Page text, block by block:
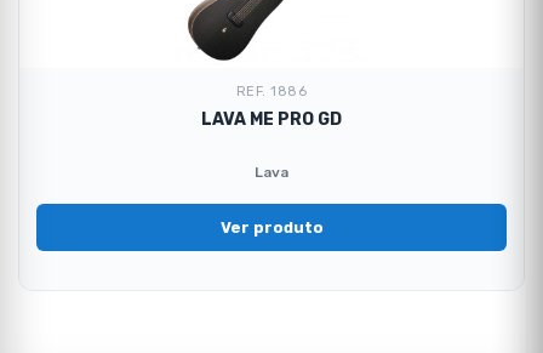
REF. 1886
LAVA ME PRO GD
Lava
Ver produto